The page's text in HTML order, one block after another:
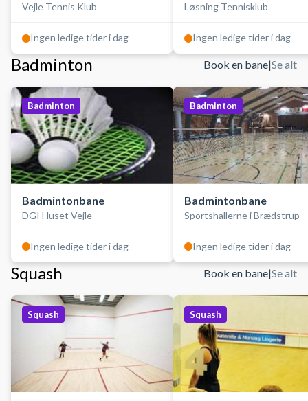
Vejle Tennis Klub
Ingen ledige tider i dag
Løsning Tennisklub
Ingen ledige tider i dag
Badminton Book en bane|Se alt
Badminton
Badmintonbane
DGI Huset Vejle
Ingen ledige tider i dag
Badminton
Badmintonbane
Sportshallerne i Brædstrup
Ingen ledige tider i dag
Squash Book en bane|Se alt
Squash Squash